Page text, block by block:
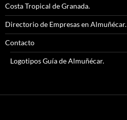
Costa Tropical de Granada.
Directorio de Empresas en Almuñécar.
Contacto
Logotipos Guía de Almuñécar.